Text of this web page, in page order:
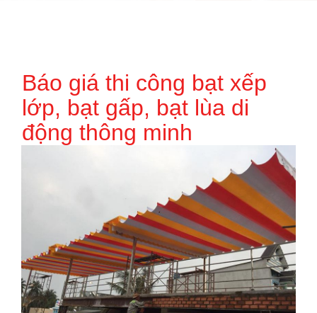
Báo giá thi công bạt xếp
lớp, bạt gấp, bạt lùa di
động thông minh